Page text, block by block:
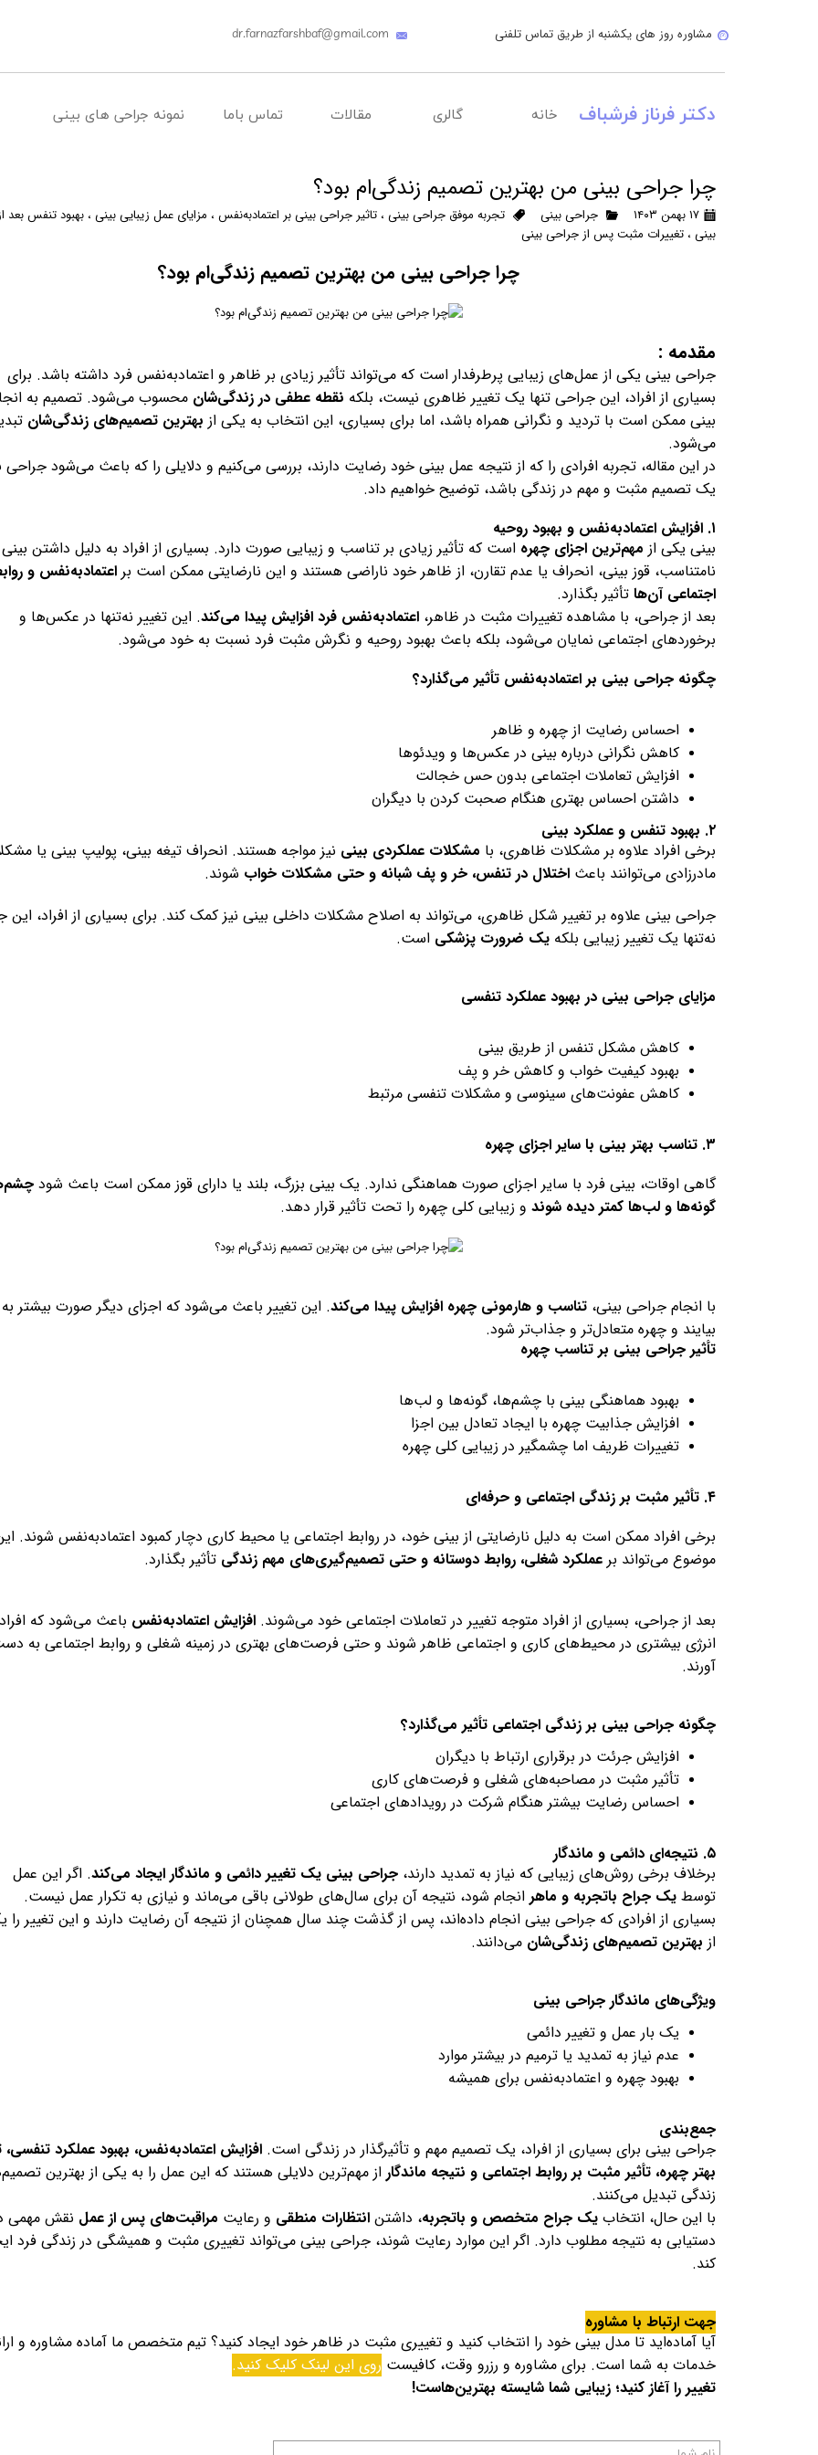
دکتر فرناز فرشباف خانه گالری مقالات تماس باما نمونه جراحی های بینی
مشاوره روز های یکشنبه از طریق تماس تلفنی dr.farnazfarshbaf@gmail.com​​​​​​​
چرا جراحی بینی من بهترین تصمیم زندگی‌ام بود؟
۱۷ بهمن ۱۴۰۳ جراحی بینی تجربه موفق جراحی بینی، تاثیر جراحی بینی بر اعتمادبه‌نفس، مزایای عمل زیبایی بینی، بهبود تنفس بعد
بینی، تغییرات مثبت پس از جراحی بینی
چرا جراحی بینی من بهترین تصمیم زندگی‌ام بود؟
مقدمه :
جراحی بینی یکی از عمل‌های زیبایی پرطرفدار است که می‌تواند تأثیر زیادی بر ظاهر و اعتمادبه‌نفس فرد داشته باشد. برای
بسیاری از افراد، این جراحی تنها یک تغییر ظاهری نیست، بلکه نقطه عطفی در زندگی‌شان محسوب می‌شود. تصمیم به
بینی ممکن است با تردید و نگرانی همراه باشد، اما برای بسیاری، این انتخاب به یکی از بهترین تصمیم‌های زندگی‌شان
می‌شود.
در این مقاله، تجربه افرادی را که از نتیجه عمل بینی خود رضایت دارند، بررسی می‌کنیم و دلایلی را که باعث می‌شود جراحی
یک تصمیم مثبت و مهم در زندگی باشد، توضیح خواهیم داد.
۱. افزایش اعتمادبه‌نفس و بهبود روحیه
بینی یکی از مهم‌ترین اجزای چهره است که تأثیر زیادی بر تناسب و زیبایی صورت دارد. بسیاری از افراد به دلیل داشتن بینی
نامتناسب، قوز بینی، انحراف یا عدم تقارن، از ظاهر خود ناراضی هستند و این نارضایتی ممکن است بر اعتمادبه‌نفس و
اجتماعی آن‌ها تأثیر بگذارد.
بعد از جراحی، با مشاهده تغییرات مثبت در ظاهر، اعتمادبه‌نفس فرد افزایش پیدا می‌کند. این تغییر نه‌تنها در عکس‌ها و
برخوردهای اجتماعی نمایان می‌شود، بلکه باعث بهبود روحیه و نگرش مثبت فرد نسبت به خود می‌شود.
چگونه جراحی بینی بر اعتمادبه‌نفس تأثیر می‌گذارد؟
احساس رضایت از چهره و ظاهر
کاهش نگرانی درباره بینی در عکس‌ها و ویدئوها
افزایش تعاملات اجتماعی بدون حس خجالت
داشتن احساس بهتری هنگام صحبت کردن با دیگران
۲. بهبود تنفس و عملکرد بینی
برخی افراد علاوه بر مشکلات ظاهری، با مشکلات عملکردی بینی نیز مواجه هستند. انحراف تیغه بینی، پولیپ بینی یا
مادرزادی می‌توانند باعث اختلال در تنفس، خر و پف شبانه و حتی مشکلات خواب شوند.
جراحی بینی علاوه بر تغییر شکل ظاهری، می‌تواند به اصلاح مشکلات داخلی بینی نیز کمک کند. برای بسیاری از افراد، این
نه‌تنها یک تغییر زیبایی بلکه یک ضرورت پزشکی است.
مزایای جراحی بینی در بهبود عملکرد تنفسی
کاهش مشکل تنفس از طریق بینی
بهبود کیفیت خواب و کاهش خر و پف
کاهش عفونت‌های سینوسی و مشکلات تنفسی مرتبط
۳. تناسب بهتر بینی با سایر اجزای چهره
گاهی اوقات، بینی فرد با سایر اجزای صورت هماهنگی ندارد. یک بینی بزرگ، بلند یا دارای قوز ممکن است باعث شود
گونه‌ها و لب‌ها کمتر دیده شوند و زیبایی کلی چهره را تحت تأثیر قرار دهد.
با انجام جراحی بینی، تناسب و هارمونی چهره افزایش پیدا می‌کند. این تغییر باعث می‌شود که اجزای دیگر صورت بیشتر
بیایند و چهره متعادل‌تر و جذاب‌تر شود.
تأثیر جراحی بینی بر تناسب چهره
بهبود هماهنگی بینی با چشم‌ها، گونه‌ها و لب‌ها
افزایش جذابیت چهره با ایجاد تعادل بین اجزا
تغییرات ظریف اما چشمگیر در زیبایی کلی چهره
۴. تأثیر مثبت بر زندگی اجتماعی و حرفه‌ای
برخی افراد ممکن است به دلیل نارضایتی از بینی خود، در روابط اجتماعی یا محیط کاری دچار کمبود اعتمادبه‌نفس شوند.
موضوع می‌تواند بر عملکرد شغلی، روابط دوستانه و حتی تصمیم‌گیری‌های مهم زندگی تأثیر بگذارد.
بعد از جراحی، بسیاری از افراد متوجه تغییر در تعاملات اجتماعی خود می‌شوند. افزایش اعتمادبه‌نفس باعث می‌شود که
انرژی بیشتری در محیط‌های کاری و اجتماعی ظاهر شوند و حتی فرصت‌های بهتری در زمینه شغلی و روابط اجتماعی به
آورند.
چگونه جراحی بینی بر زندگی اجتماعی تأثیر می‌گذارد؟
افزایش جرئت در برقراری ارتباط با دیگران
تأثیر مثبت در مصاحبه‌های شغلی و فرصت‌های کاری
احساس رضایت بیشتر هنگام شرکت در رویدادهای اجتماعی
۵. نتیجه‌ای دائمی و ماندگار
برخلاف برخی روش‌های زیبایی که نیاز به تمدید دارند، جراحی بینی یک تغییر دائمی و ماندگار ایجاد می‌کند. اگر این عمل
توسط یک جراح باتجربه و ماهر انجام شود، نتیجه آن برای سال‌های طولانی باقی می‌ماند و نیازی به تکرار عمل نیست.
بسیاری از افرادی که جراحی بینی انجام داده‌اند، پس از گذشت چند سال همچنان از نتیجه آن رضایت دارند و این تغییر را
از بهترین تصمیم‌های زندگی‌شان می‌دانند.
ویژگی‌های ماندگار جراحی بینی
یک بار عمل و تغییر دائمی
عدم نیاز به تمدید یا ترمیم در بیشتر موارد
بهبود چهره و اعتمادبه‌نفس برای همیشه
جمع‌بندی
جراحی بینی برای بسیاری از افراد، یک تصمیم مهم و تأثیرگذار در زندگی است. افزایش اعتمادبه‌نفس، بهبود عملکرد
بهتر چهره، تأثیر مثبت بر روابط اجتماعی و نتیجه ماندگار از مهم‌ترین دلایلی هستند که این عمل را به یکی از بهترین
زندگی تبدیل می‌کنند.
با این حال، انتخاب یک جراح متخصص و باتجربه، داشتن انتظارات منطقی و رعایت مراقبت‌های پس از عمل نقش مهمی
دستیابی به نتیجه مطلوب دارد. اگر این موارد رعایت شوند، جراحی بینی می‌تواند تغییری مثبت و همیشگی در زندگی فرد
کند.
جهت ارتباط با مشاوره
آیا آماده‌اید تا مدل بینی خود را انتخاب کنید و تغییری مثبت در ظاهر خود ایجاد کنید؟ تیم متخصص ما آماده مشاوره و
خدمات به شما است. برای مشاوره و رزرو وقت، کافیست روی این لینک کلیک کنید.
تغییر را آغاز کنید؛ زیبایی شما شایسته بهترین‌هاست!